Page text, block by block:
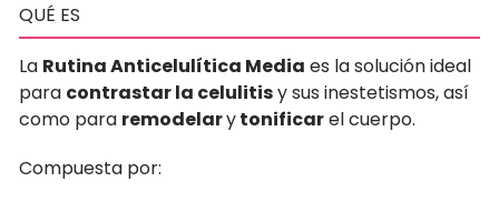
QUÉ ES
La Rutina Anticelulítica Media es la solución ideal
para contrastar la celulitisy sus inestetismos, así
como para remodelarytonificarel cuerpo.
Compuesta por: